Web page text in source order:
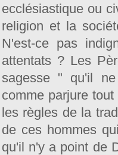
ecclésiastique ou
religion et la
N'est-ce pas
attentats ? Les
sagesse " qu'il
comme parjure
les règles de la
de ces hommes
qu'il n'y a point de